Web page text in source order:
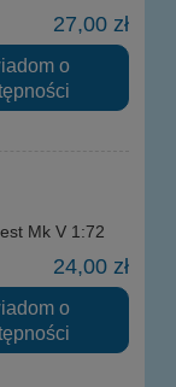
27,00 zł
o
Mk V 1:72
24,00 zł
o